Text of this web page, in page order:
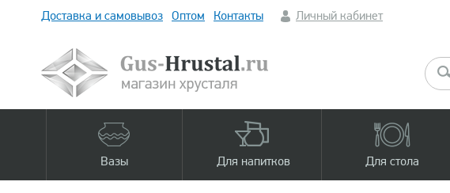
Доставка и самовывоз Оптом Контакты Личный кабинет
Вазы Для напитков Для стола